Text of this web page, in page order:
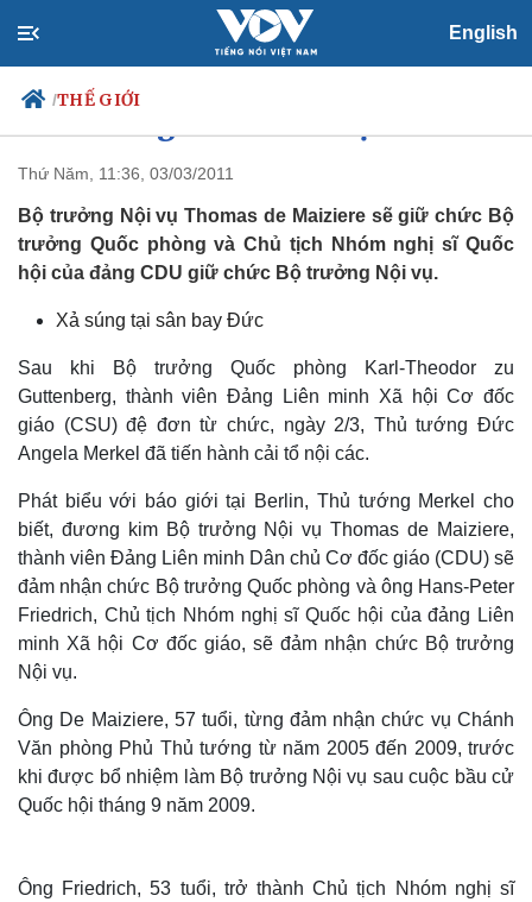
English
/THẾ GIỚI
Chính trị
Đảng
Tổ chức nhân sự
Nhận diện sự thật
Xã hội
Tin 24h
Dự báo thời tiết
Việc làm
Biển đảo
Thứ Năm, 11:36, 03/03/2011
Bộ trưởng Nội vụ Thomas de Maiziere sẽ giữ chức Bộ
trưởng Quốc phòng và Chủ tịch Nhóm nghị sĩ Quốc
hội của đảng CDU giữ chức Bộ trưởng Nội vụ.
Xả súng tại sân bay Đức
Sau khi Bộ trưởng Quốc phòng Karl-Theodor zu
Guttenberg, thành viên Đảng Liên minh Xã hội Cơ đốc
giáo (CSU) đệ đơn từ chức, ngày 2/3, Thủ tướng Đức
Angela Merkel đã tiến hành cải tổ nội các.
Phát biểu với báo giới tại Berlin, Thủ tướng Merkel cho
biết, đương kim Bộ trưởng Nội vụ Thomas de Maiziere,
thành viên Đảng Liên minh Dân chủ Cơ đốc giáo (CDU) sẽ
đảm nhận chức Bộ trưởng Quốc phòng và ông Hans-Peter
Friedrich, Chủ tịch Nhóm nghị sĩ Quốc hội của đảng Liên
minh Xã hội Cơ đốc giáo, sẽ đảm nhận chức Bộ trưởng
Nội vụ.
Ông De Maiziere, 57 tuổi, từng đảm nhận chức vụ Chánh
Văn phòng Phủ Thủ tướng từ năm 2005 đến 2009, trước
khi được bổ nhiệm làm Bộ trưởng Nội vụ sau cuộc bầu cử
Quốc hội tháng 9 năm 2009.
Ông Friedrich, 53 tuổi, trở thành Chủ tịch Nhóm nghị sĩ